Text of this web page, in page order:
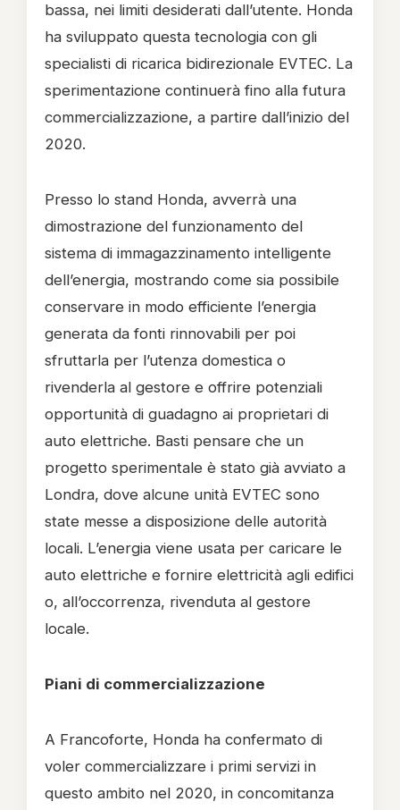
bassa, nei limiti desiderati dall’utente. Honda
ha sviluppato questa tecnologia con gli
specialisti di ricarica bidirezionale EVTEC. La
sperimentazione continuerà fino alla futura
commercializzazione, a partire dall’inizio del
2020.
Presso lo stand Honda, avverrà una
dimostrazione del funzionamento del
sistema di immagazzinamento intelligente
dell’energia, mostrando come sia possibile
conservare in modo efficiente l’energia
generata da fonti rinnovabili per poi
sfruttarla per l’utenza domestica o
rivenderla al gestore e offrire potenziali
opportunità di guadagno ai proprietari di
auto elettriche. Basti pensare che un
progetto sperimentale è stato già avviato a
Londra, dove alcune unità EVTEC sono
state messe a disposizione delle autorità
locali. L’energia viene usata per caricare le
auto elettriche e fornire elettricità agli edifici
o, all’occorrenza, rivenduta al gestore
locale.
Piani di commercializzazione
A Francoforte, Honda ha confermato di
voler commercializzare i primi servizi in
questo ambito nel 2020, in concomitanza